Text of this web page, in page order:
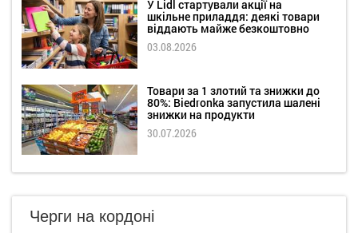
У Lidl стартували акції на
шкільне приладдя: деякі товари
віддають майже безкоштовно
03.08.2026
Товари за 1 злотий та знижки до
80%: Biedronka запустила шалені
знижки на продукти
30.07.2026
Черги на кордоні